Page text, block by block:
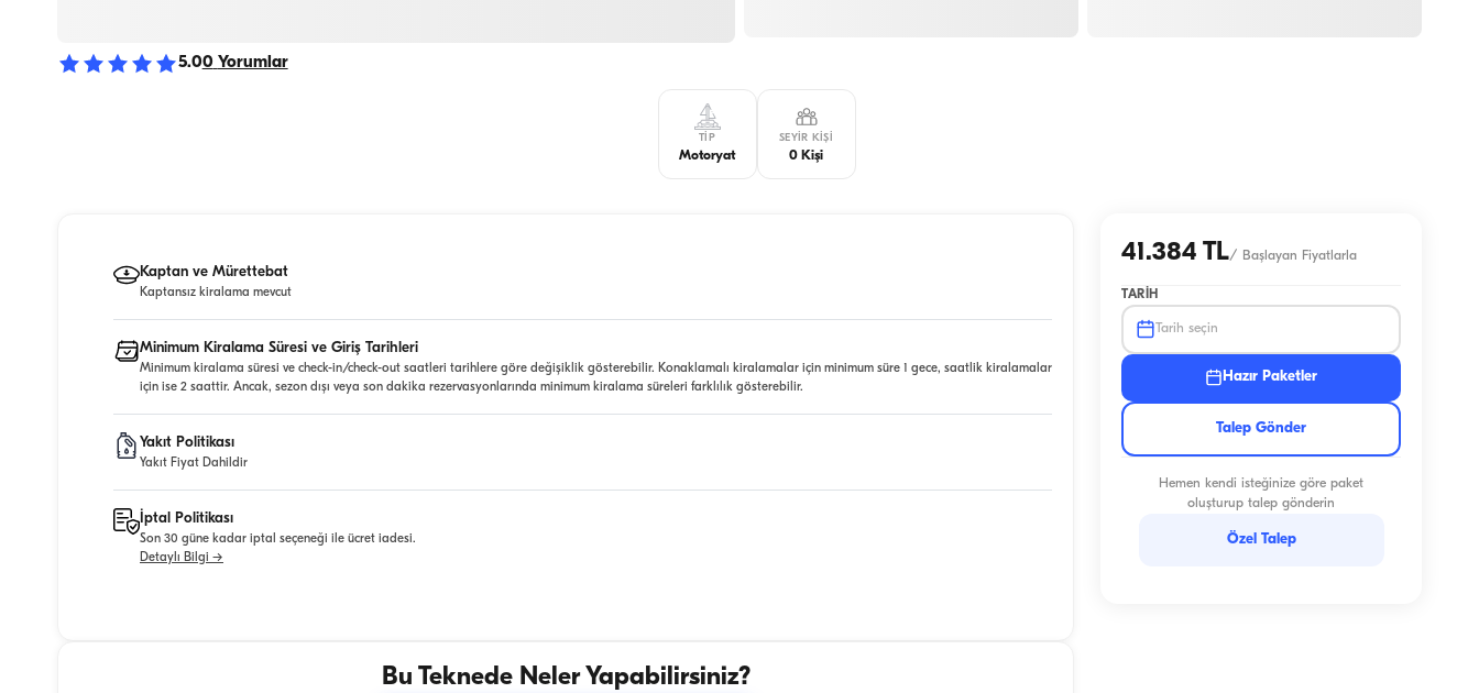
5.00 Yorumlar
TIP
Motoryat
SEYIR KIŞI
0 Kişi
Kaptan ve Mürettebat
Kaptansız kiralama mevcut
Minimum Kiralama Süresi ve Giriş Tarihleri
Minimum kiralama süresi ve check-in/check-out saatleri tarihlere göre değişiklik gösterebilir. Konaklamalı kiralamalar için minimum süre 1 gece, saatlik kiralamalar
için ise 2 saattir. Ancak, sezon dışı veya son dakika rezervasyonlarında minimum kiralama süreleri farklılık gösterebilir.
Yakıt Politikası
Yakıt Fiyat Dahildir
İptal Politikası
Son 30 güne kadar iptal seçeneği ile ücret iadesi.
Detaylı Bilgi →
Bu Teknede Neler Yapabilirsiniz?
41.384 TL/ Başlayan Fiyatlarla
TARIH
Tarih seçin
Hazır Paketler
Talep Gönder
Hemen kendi isteğinize göre paket
oluşturup talep gönderin
Özel Talep